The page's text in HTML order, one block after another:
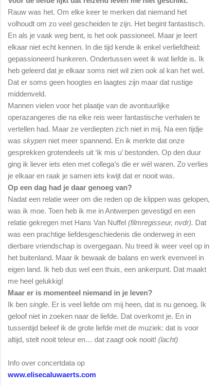
Rauw was het. Om elke keer te merken dat niemand het
volhoudt om zo veel gescheiden te zijn. Het begint fantastisch.
En als je vaak weg bent, is het ook passioneel. Maar je leert
elkaar niet echt kennen. In die tijd kende ik enkel verliefdheid:
gepassioneerd hunkeren. Ondertussen weet ik wat liefde is. Ik
heb geleerd dat je elkaar soms niet wil zien ook al kan het wel.
Dat er soms geen hoogtes en laagtes zijn maar dat rustige
middenveld.
Mannen vielen voor het plaatje van de avontuurlijke
operazangeres die na elke reis weer fantastische verhalen te
vertellen had. Maar ze verdiepten zich niet in mij. Na een tijdje
was skypen niet meer spannend. En ik merkte dat onze
gesprekken grotendeels uit ‘ik mis u’ bestonden. Op den duur
ging ik liever iets eten met collega’s die er wél waren. Zo verlies
je elkaar en raak je samen iets kwijt dat er nooit was.
Op een dag had je daar genoeg van?
Nadat een relatie weer om die reden op de klippen was gelopen,
was ik moe. Toen heb ik me in Antwerpen gevestigd en een
relatie gekregen met Hans Van Nuffel (filmregisseur, nvdr). Dat
was een prachtige liefdesgeschiedenis die onderweg in een
dierbare vriendschap is overgegaan. Nu treed ik weer veel op in
het buitenland. Maar ik bewaak de balans en werk evenveel in
eigen land. Ik heb dus wel een thuis, een ankerpunt. Dat maakt
me heel gelukkig!
Maar er is momenteel niemand in je leven?
Ik ben single. Er is veel liefde om mij heen, dat is nu genoeg. Ik
geloof niet in zoeken naar de liefde. Dat overkomt je. En in
tussentijd beleef ik de grote liefde met de muziek: dat is voor
altijd, stelt nooit teleur en… dat zaagt ook nooit! (lacht)
Info over concertdata op
www.elisecaluwaerts.com